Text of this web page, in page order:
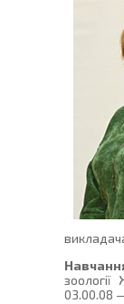
03.00.08